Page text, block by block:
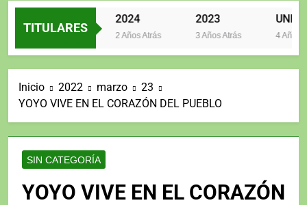
TITULARES
2024
2 Años Atrás
2023
3 Años Atrás 4 Años
Inicio 2022 marzo
23
YOYO VIVE EN EL CORAZÓN DEL PUEBLO
SIN CATEGORÍA
YOYO VIVE EN EL CORAZÓN